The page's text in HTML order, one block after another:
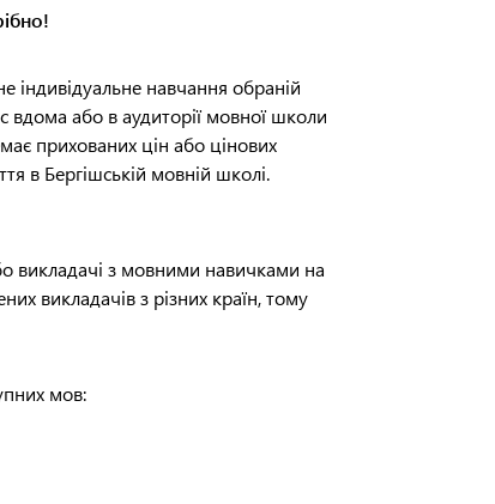
індивідуальне навчання обраній
вдома або в аудиторії мовної школи
прихованих цін або цінових
в Бергішській мовній школі.
викладачі з мовними навичками на
викладачів з різних країн, тому
мов: